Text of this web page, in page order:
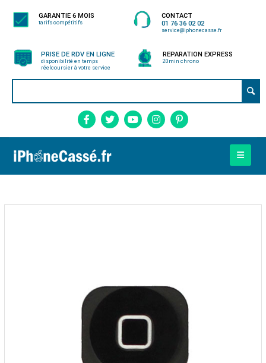
GARANTIE 6 MOIS
tarifs compétitifs
CONTACT
01 76 36 02 02
service@iphonecasse.fr
PRISE DE RDV EN LIGNE
disponibilité en temps
réelcoursier à votre service
REPARATION EXPRESS
20min chrono